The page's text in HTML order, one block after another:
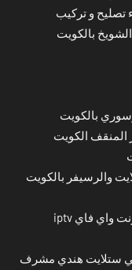
تصليح و تركيب
بالكويت
بالكويت
الكويت
والرسيفر بالكويت
فني ستلايت مركزي المنقف رسيفر انترنت واي فاي iptv
ستلايت هندي مشرف